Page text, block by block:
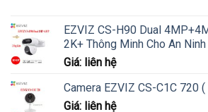
EZVIZ CS-H90 Dual
2K+ Thông Minh Cho An
Giá: liên hệ
Camera EZVIZ CS-C1C 720
Giá: liên hệ